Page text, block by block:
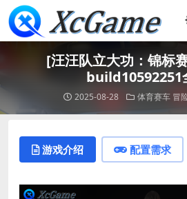
[汪汪队立大功：锦标
build10592251
2025-08-28 体育赛车 冒
游戏介绍 配置需求